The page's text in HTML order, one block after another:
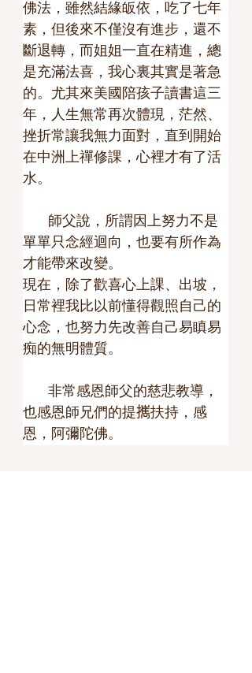
佛法，雖然結緣皈依，吃了七年
素，但後來不僅沒有進步，還不
斷退轉，而姐姐一直在精進，總
是充滿法喜，我心裏其實是著急
的。尤其來美國陪孩子讀書這三
年，人生無常再次體現，茫然、
挫折常讓我無力面對，直到開始
在中洲上禪修課，心裡才有了活
水。
師父說，所謂因上努力不是
單單只念經迴向，也要有所作為
才能帶來改變。
現在，除了歡喜心上課、出坡，
日常裡我比以前懂得觀照自己的
心念，也努力先改善自己易瞋易
痴的無明體質。
非常感恩師父的慈悲教導，
也感恩師兄們的提𢹂扶持，感
恩，阿彌陀佛。